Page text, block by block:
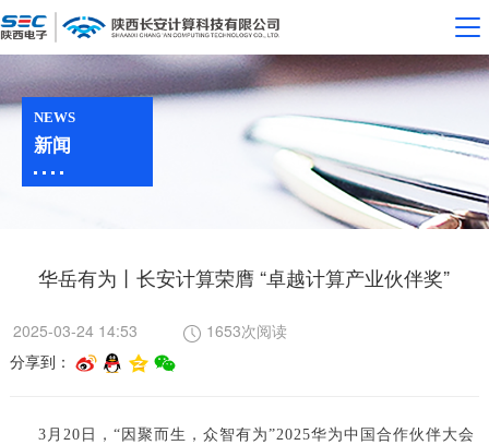
NEWS
新闻
华岳有为丨长安计算荣膺 “卓越计算产业伙伴奖”
2025-03-24 14:53
1653次阅读
分享到：
3月20日，“因聚而生，众智有为”2025华为中国合作伙伴大会